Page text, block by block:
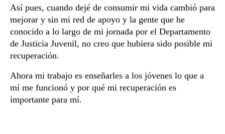
Así pues, cuando dejé de consumir mi vida cambió para
mejorar y sin mi red de apoyo y la gente que he
conocido a lo largo de mi jornada por el Departamento
de Justicia Juvenil, no creo que hubiera sido posible mi
recuperación.
Ahora mi trabajo es enseñarles a los jóvenes lo que a
mí me funcionó y por qué mi recuperación es
importante para mí.